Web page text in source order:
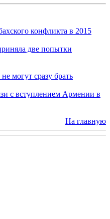
конфликта в 2015
две попытки
могут сразу брать
с вступлением Армении в
На главную